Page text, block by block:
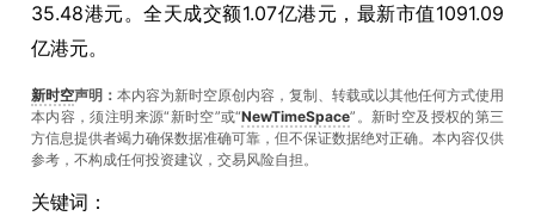
35.48港元。全天成交额1.07亿港元，最新市值1091.09
亿港元。
新时空声明： 本内容为新时空原创内容，复制、转载或以其他任何方式使用
本内容，须注明来源“新时空”或“NewTimeSpace”。新时空及授权的第三
方信息提供者竭力确保数据准确可靠，但不保证数据绝对正确。本內容仅供
参考，不构成任何投资建议，交易风险自担。
关键词：